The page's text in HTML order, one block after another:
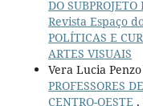
DO
Revista Espaço
POLÍTICAS E
ARTES VISUAIS
Vera Lucia
PROFESSORES
CENTRO-OESTE ,